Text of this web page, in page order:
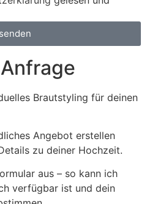
Brautstyling für deinen
Angebot erstellen
zu deiner Hochzeit.
aus – so kann ich
verfügbar ist und dein